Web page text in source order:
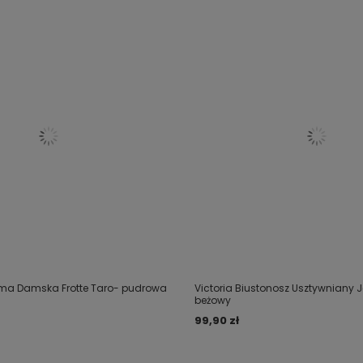
Damska Frotte Taro- pudrowa
Victoria Biustonosz Usztywniany
beżowy
99,90 zł